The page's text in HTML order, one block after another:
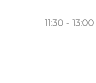
11:30 - 13:00